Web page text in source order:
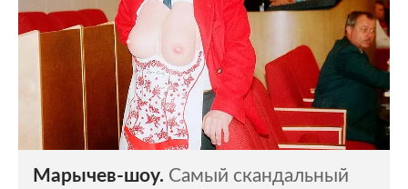
Марычев-шоу. Самый скандальный